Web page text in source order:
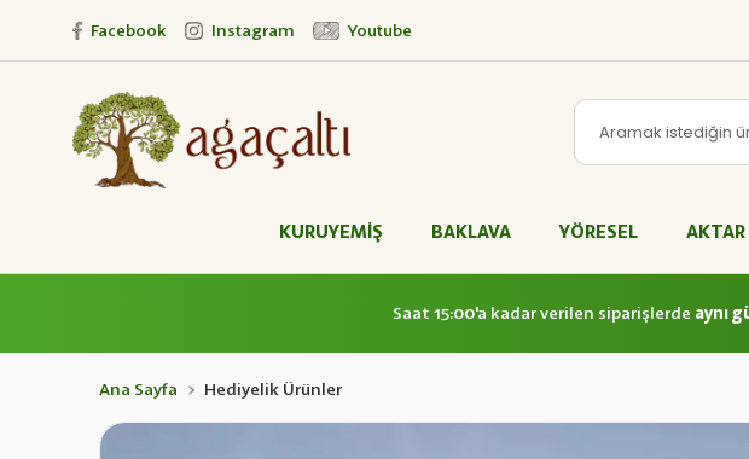
Facebook Instagram Youtube
KURUYEMİŞ BAKLAVA YÖRESEL AKTAR
Saat 15:00'a kadar verilen siparişlerde aynı
Ana Sayfa Hediyelik Ürünler